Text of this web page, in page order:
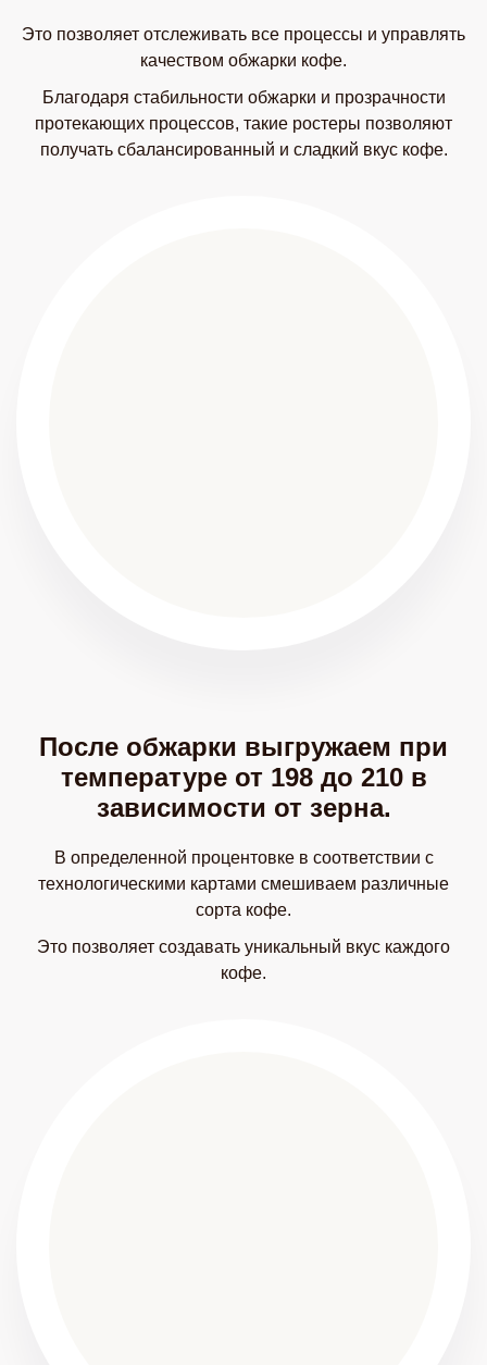
Это позволяет отслеживать все процессы и управлять
качеством обжарки кофе.
Благодаря стабильности обжарки и прозрачности
протекающих процессов, такие ростеры позволяют
получать сбалансированный и сладкий вкус кофе.
После обжарки выгружаем при
температуре от 198 до 210 в
зависимости от зерна.
В определенной процентовке в соответствии с
технологическими картами смешиваем различные
сорта кофе.
Это позволяет создавать уникальный вкус каждого
кофе.